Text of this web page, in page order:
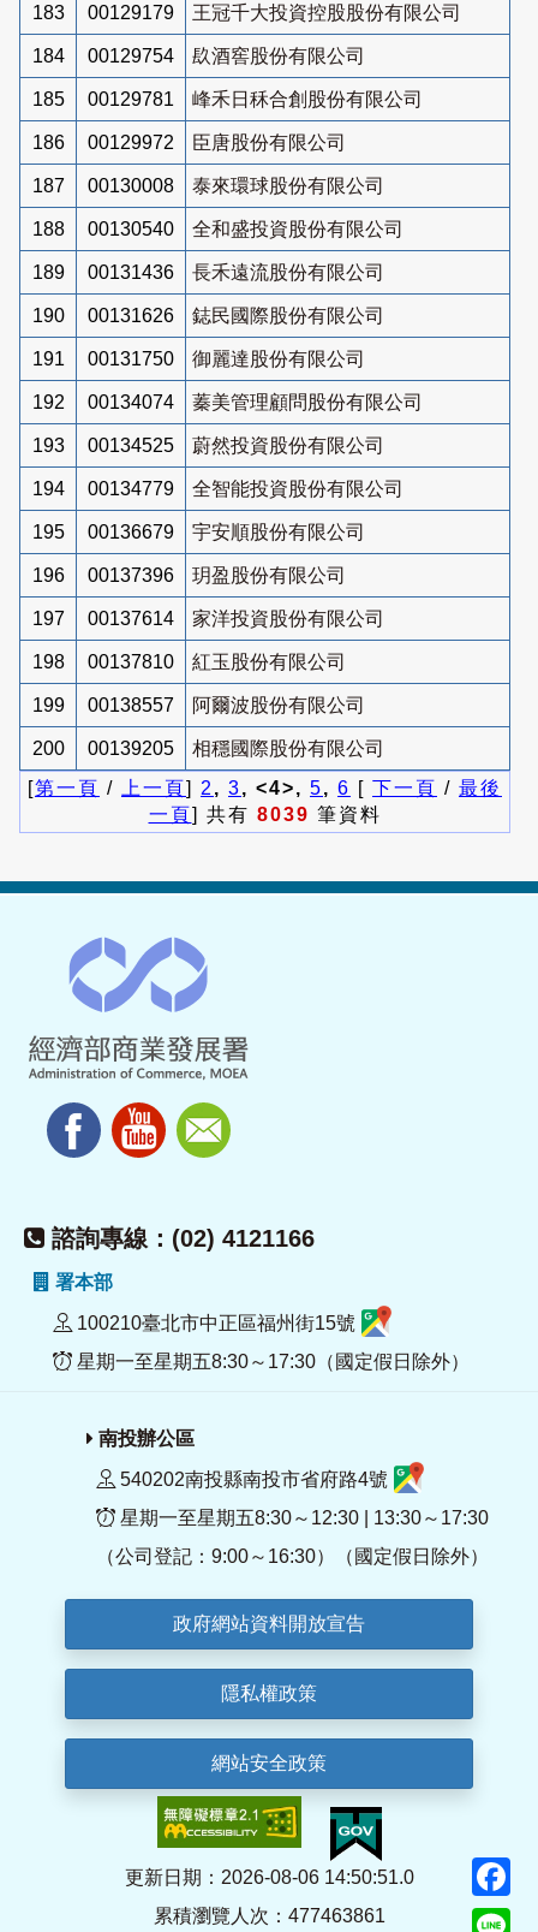
183 00129179 王冠千大投資控股股份有限公司
184 00129754 镹酒窖股份有限公司
185 00129781 峰禾日秝合創股份有限公司
186 00129972 臣唐股份有限公司
187 00130008 泰來環球股份有限公司
188 00130540 全和盛投資股份有限公司
189 00131436 長禾遠流股份有限公司
190 00131626 鋕民國際股份有限公司
191 00131750 御麗達股份有限公司
192 00134074 蓁美管理顧問股份有限公司
193 00134525 蔚然投資股份有限公司
194 00134779 全智能投資股份有限公司
195 00136679 宇安順股份有限公司
196 00137396 玥盈股份有限公司
197 00137614 家洋投資股份有限公司
198 00137810 紅玉股份有限公司
199 00138557 阿爾波股份有限公司
200 00139205
相穩國際股份有限公司
[第一頁 / 上一頁] 2 , 3, <4>, 5, 6 [ 下一頁 / 最後
一頁] 共有 8039 筆資料
諮詢專線：(02) 4121166
署本部
100210臺北市中正區福州街15號
星期一至星期五8:30～17:30（國定假日除外）
南投辦公區
540202南投縣南投市省府路4號
星期一至星期五8:30～12:30 | 13:30～17:30
（公司登記：9:00～16:30）（國定假日除外）
政府網站資料開放宣告
隱私權政策
網站安全政策
更新日期：2026-08-06 14:50:51.0
累積瀏覽人次：477463861